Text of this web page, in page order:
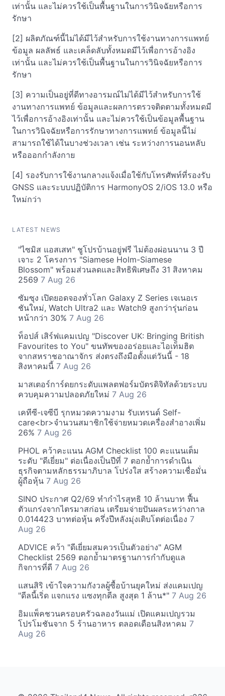
เท่านั้น และไม่ควรใช้เป็นพื้นฐานในการวินิจฉัยหรือการ
รักษา
[2] ผลิตภัณฑ์นี้ไม่ได้มีไว้สำหรับการใช้งานทางการแพทย์
ข้อมูล ผลลัพธ์ และเคล็ดลับทั้งหมดมีไว้เพื่อการอ้างอิง
เท่านั้น และไม่ควรใช้เป็นพื้นฐานในการวินิจฉัยหรือการ
รักษา
[3] ความเป็นอยู่ที่ดีทางอารมณ์ไม่ได้มีไว้สำหรับการใช้
งานทางการแพทย์ ข้อมูลและผลการตรวจติดตามทั้งหมดมี
ไว้เพื่อการอ้างอิงเท่านั้น และไม่ควรใช้เป็นข้อมูลพื้นฐาน
ในการวินิจฉัยหรือการรักษาทางการแพทย์ ข้อมูลนี้ไม่
สามารถใช้ได้ในบางช่วงเวลา เช่น ระหว่างการนอนหลับ
หรือออกกำลังกาย
[4] รองรับการใช้งานกลางแจ้งเมื่อใช้กับโทรศัพท์ที่รองรับ
GNSS และระบบปฏิบัติการ HarmonyOS 2/iOS 13.0 หรือ
ใหม่กว่า
LATEST NEWS
"ไซมิส แอสเสท" ชูโปรบ้านอยู่ฟรี ไม่ต้องผ่อนนาน 3 ปี
เจาะ 2 โครงการ "Siamese Holm-Siamese
Blossom" พร้อมส่วนลดและสิทธิพิเศษถึง 31 สิงหาคม
2569 7 Aug 26
ซัมซุง เปิดยอดจองทั่วโลก Galaxy Z Series เจเนอเร
ชันใหม่, Watch Ultra2 และ Watch9 สูงกว่ารุ่นก่อน
หน้ากว่า 30% 7 Aug 26
ท็อปส์ เสิร์ฟแคมเปญ "Discover UK: Bringing British
Favourites to You" ขนทัพของอร่อยและไอเท็มฮิต
จากสหราชอาณาจักร ส่งตรงถึงมือตั้งแต่วันนี้ - 18
สิงหาคมนี้ 7 Aug 26
มาสเตอร์การ์ดยกระดับแพลตฟอร์มบัตรดิจิทัลด้วยระบบ
ควบคุมความปลอดภัยใหม่ 7 Aug 26
เคทีซี-เจซีบี รุกหมวดความงาม รับเทรนด์ Self-
care<br>จำนวนสมาชิกใช้จ่ายหมวดเครื่องสำอางเพิ่ม
26% 7 Aug 26
PHOL คว้าคะแนน AGM Checklist 100 คะแนนเต็ม
ระดับ "ดีเยี่ยม" ต่อเนื่องเป็นปีที่ 7 ตอกย้ำการดำเนิน
ธุรกิจตามหลักธรรมาภิบาล โปร่งใส สร้างความเชื่อมั่น
ผู้ถือหุ้น 7 Aug 26
SINO ประกาศ Q2/69 ทำกำไรสุทธิ 10 ล้านบาท ฟื้น
ตัวแกร่งจากไตรมาสก่อน เตรียมจ่ายปันผลระหว่างกาล
0.014423 บาทต่อหุ้น ครึ่งปีหลังมุ่งเติบโตต่อเนื่อง 7
Aug 26
ADVICE คว้า "ดีเยี่ยมสมควรเป็นตัวอย่าง" AGM
Checklist 2569 ตอกย้ำมาตรฐานการกำกับดูแล
กิจการที่ดี 7 Aug 26
แสนสิริ เข้าใจความกังวลผู้ซื้อบ้านยุคใหม่ ส่งแคมเปญ
"ดีลนี้เริ่ด แจกแรง แซงทุกดีล สูงสุด 1 ล้าน*" 7 Aug 26
อิมแพ็คชวนครอบครัวฉลองวันแม่ เปิดแคมเปญรวม
โปรโมชันจาก 5 ร้านอาหาร ตลอดเดือนสิงหาคม 7
Aug 26